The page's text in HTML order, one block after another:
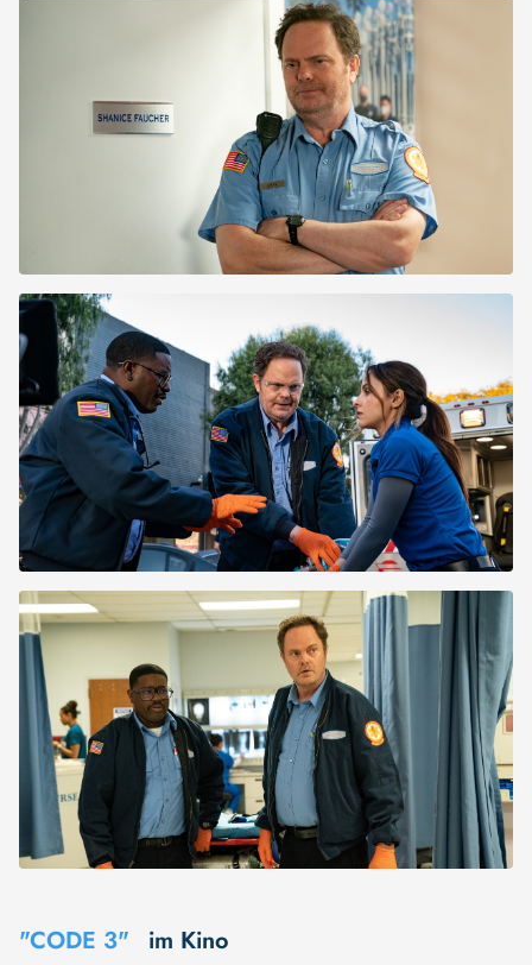
"CODE 3" im Kino